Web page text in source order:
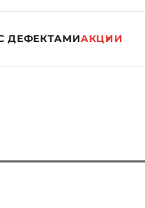
ДЕФЕКТАМИАКЦИИ